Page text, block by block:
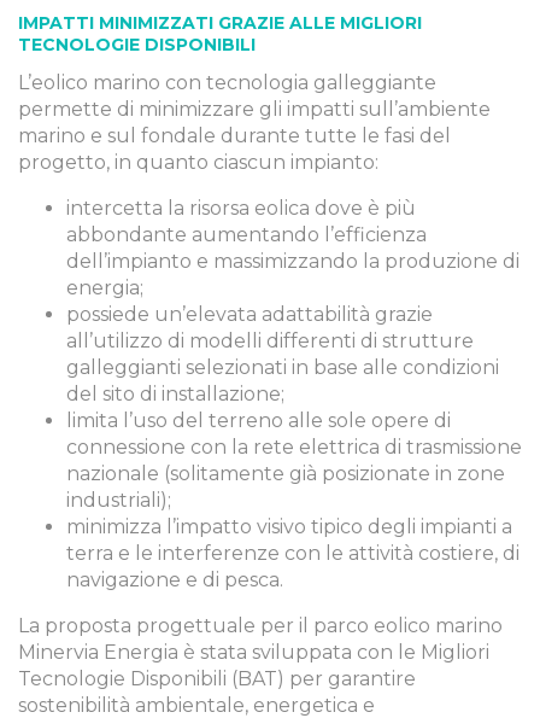
IMPATTI MINIMIZZATI GRAZIE ALLE MIGLIORI
TECNOLOGIE DISPONIBILI
L’eolico marino con tecnologia galleggiante
permette di minimizzare gli impatti sull’ambiente
marino e sul fondale durante tutte le fasi del
progetto, in quanto ciascun impianto:
intercetta la risorsa eolica dove è più
abbondante aumentando l’efficienza
dell’impianto e massimizzando la produzione di
energia;
possiede un’elevata adattabilità grazie
all’utilizzo di modelli differenti di strutture
galleggianti selezionati in base alle condizioni
del sito di installazione;
limita l’uso del terreno alle sole opere di
connessione con la rete elettrica di trasmissione
nazionale (solitamente già posizionate in zone
industriali);
minimizza l’impatto visivo tipico degli impianti a
terra e le interferenze con le attività costiere, di
navigazione e di pesca.
La proposta progettuale per il parco eolico marino
Minervia Energia è stata sviluppata con le Migliori
Tecnologie Disponibili (BAT) per garantire
sostenibilità ambientale, energetica e